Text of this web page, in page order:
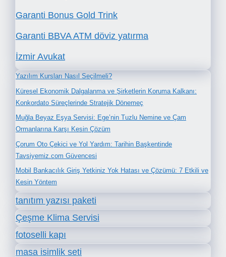
Garanti Bonus Gold Trink
Garanti BBVA ATM döviz yatırma
İzmir Avukat
Yazılım Kursları Nasıl Seçilmeli?
Küresel Ekonomik Dalgalanma ve Şirketlerin Koruma Kalkanı:
Konkordato Süreçlerinde Stratejik Dönemeç
Muğla Beyaz Eşya Servisi: Ege’nin Tuzlu Nemine ve Çam
Ormanlarına Karşı Kesin Çözüm
Çorum Oto Çekici ve Yol Yardım: Tarihin Başkentinde
Tavsiyemiz.com Güvencesi
Mobil Bankacılık Giriş Yetkiniz Yok Hatası ve Çözümü: 7 Etkili ve
Kesin Yöntem
tanıtım yazısı paketi
Çeşme Klima Servisi
fotoselli kapı
masa isimlik seti